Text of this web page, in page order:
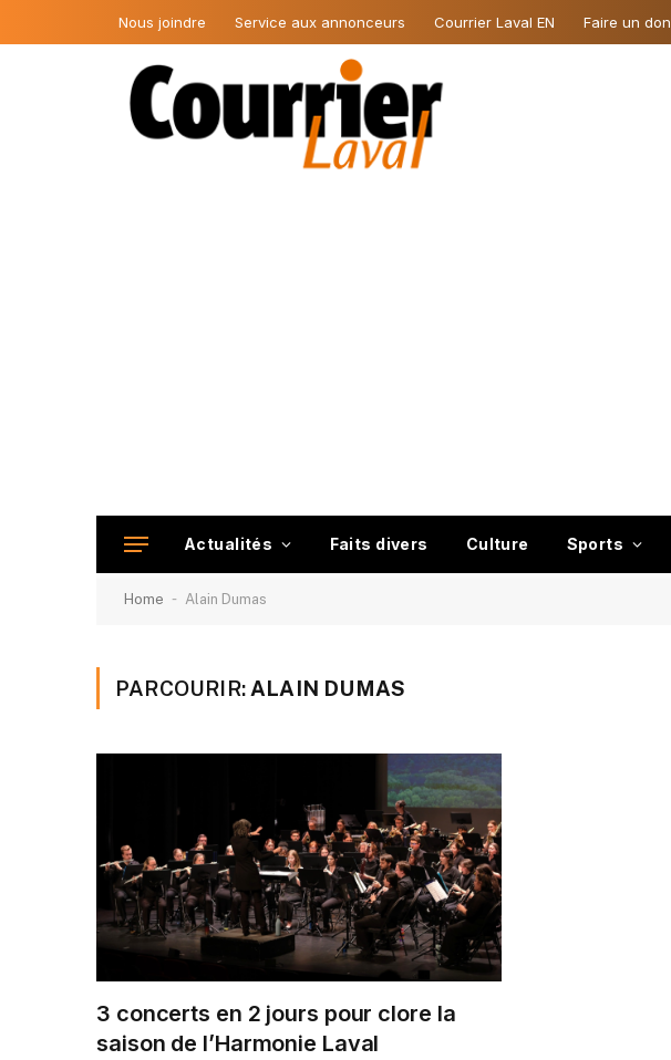
Nous joindre Service aux annonceurs Courrier Laval EN Faire un don
Actualités Faits divers Culture Sports
Home - Alain Dumas
PARCOURIR: ALAIN DUMAS
3 concerts en 2 jours pour clore la
saison de l’Harmonie Laval